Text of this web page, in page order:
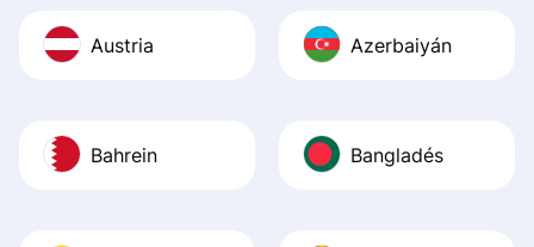
Austria Azerbaiyán
Bahrein Bangladés